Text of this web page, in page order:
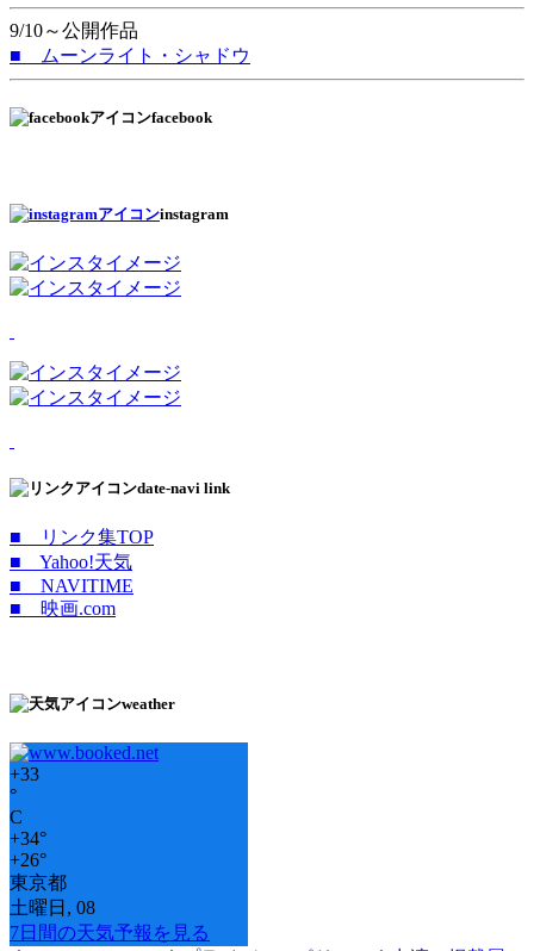
9/10～公開作品
■ ムーンライト・シャドウ
facebook
instagram
date-navi link
■ リンク集TOP
■ Yahoo!天気
■ NAVITIME
■ 映画.com
weather
+33
°
C
+34°
+26°
東京都
土曜日, 08
7日間の天気予報を見る